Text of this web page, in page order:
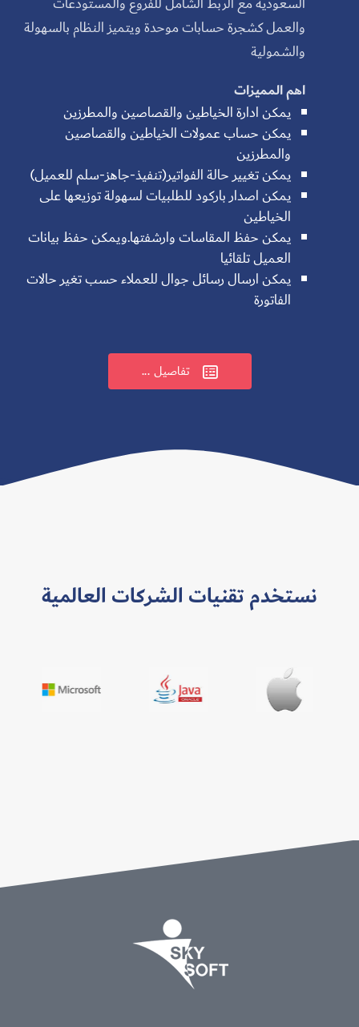
والعمل كشجرة حسابات موحدة ويتميز النظام بالسهولة
والشمولية
اهم المميزات
يمكن ادارة الخياطين والقصاصين والمطرزين
يمكن حساب عمولات الخياطين والقصاصين
والمطرزين
يمكن تغيير حالة الفواتير(تنفيذ-جاهز-سلم للعميل)
يمكن اصدار باركود للطلبيات لسهولة توزيعها على
الخياطين
يمكن حفظ المقاسات وارشفتها.ويمكن حفظ بيانات
العميل تلقائيا
يمكن ارسال رسائل جوال للعملاء حسب تغير حالات
الفاتورة
 تفاصيل ...
نستخدم تقنيات الشركات العالمية